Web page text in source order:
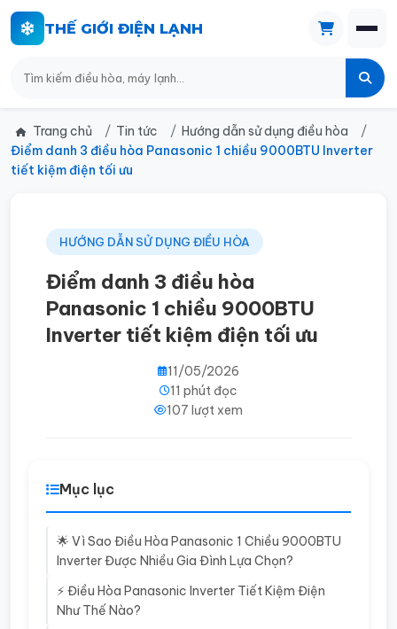
THẾ GIỚI ĐIỆN LẠNH
Trang chủ Tin tức
Hướng dẫn sử dụng điều hòa
Điểm danh 3 điều hòa Panasonic 1 chiều 9000BTU Inverter
tiết kiệm điện tối ưu
HƯỚNG DẪN SỬ DỤNG ĐIỀU HÒA
Điểm danh 3 điều hòa
Panasonic 1 chiều 9000BTU
Inverter tiết kiệm điện tối ưu
11/05/2026
11 phút đọc
107 lượt xem
Mục lục
🌟 Vì Sao Điều Hòa Panasonic 1 Chiều 9000BTU
Inverter Được Nhiều Gia Đình Lựa Chọn?
⚡ Điều Hòa Panasonic Inverter Tiết Kiệm Điện
Như Thế Nào?